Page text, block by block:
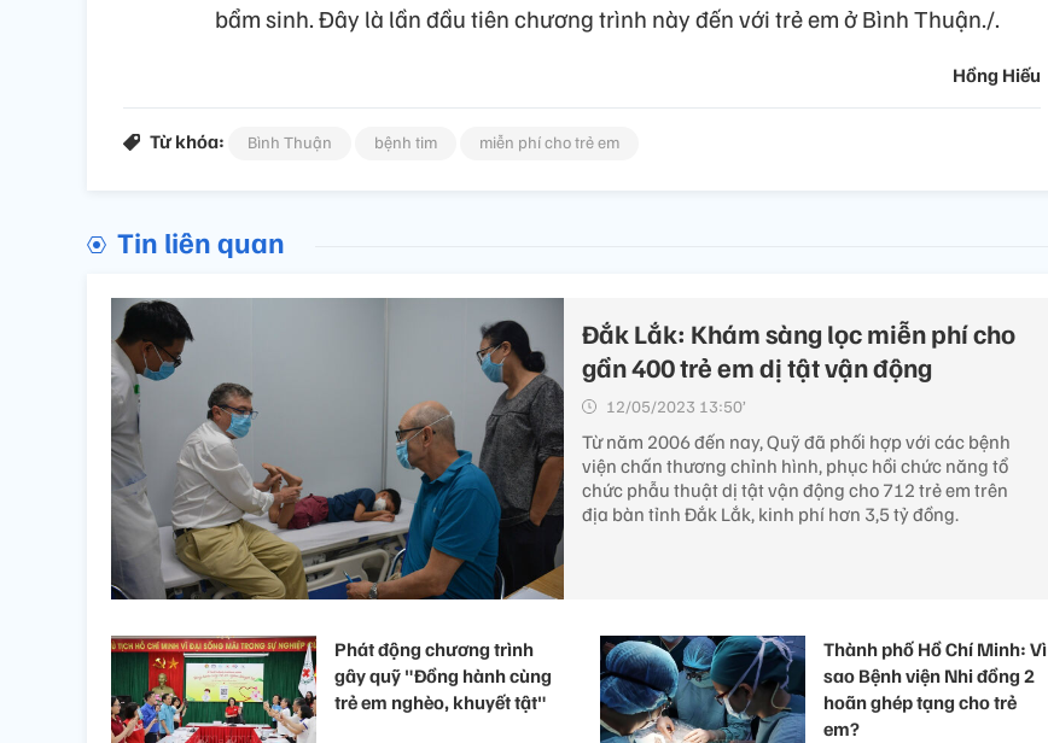
bẩm sinh. Đây là lần đầu tiên chương trình này đến với trẻ em ở Bình Thuận./.
Hồng Hiếu
Từ khóa: Bình Thuận bệnh tim miễn phí cho trẻ em
Tin liên quan
Đắk Lắk: Khám sàng lọc miễn phí cho
gần 400 trẻ em dị tật vận động
12/05/2023 13:50’
Từ năm 2006 đến nay, Quỹ đã phối hợp với các bệnh
viện chấn thương chỉnh hình, phục hồi chức năng tổ
chức phẫu thuật dị tật vận động cho 712 trẻ em trên
địa bàn tỉnh Đắk Lắk, kinh phí hơn 3,5 tỷ đồng.
Phát động chương trình
gây quỹ "Đồng hành cùng
trẻ em nghèo, khuyết tật"
Thành phố Hồ Chí Minh: Vì
sao Bệnh viện Nhi đồng 2
hoãn ghép tạng cho trẻ
em?